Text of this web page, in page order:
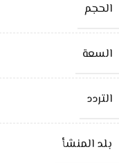
الحجم
السعة
التردد
بلد المنشأ